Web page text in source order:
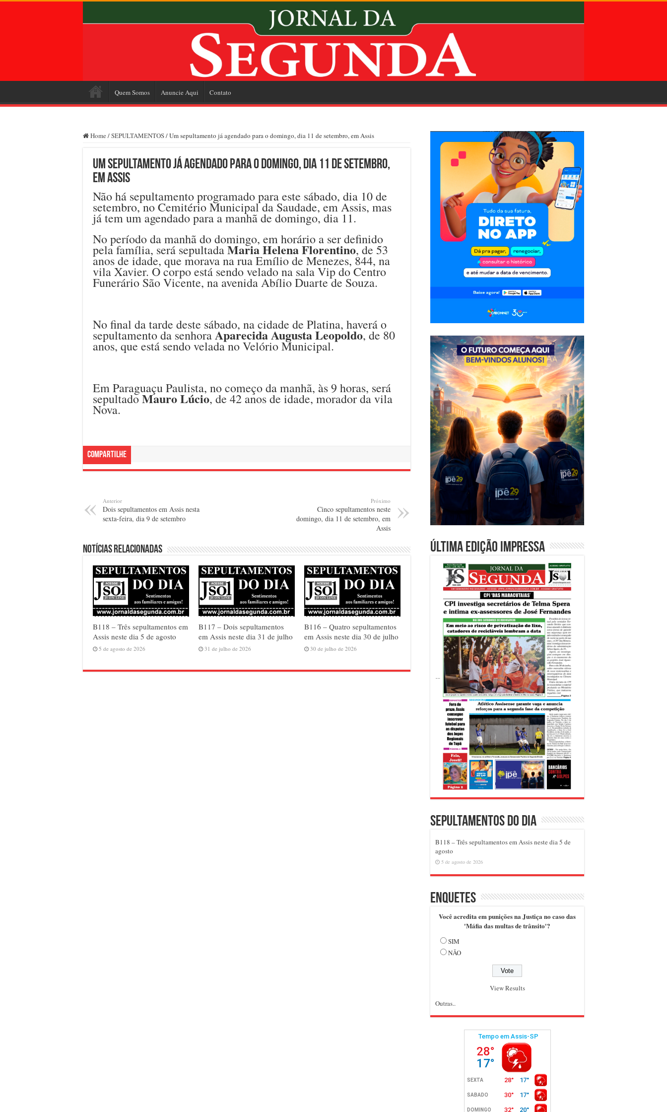
Quem Somos Anuncie Aqui Contato
Home /SEPULTAMENTOS/Um sepultamento já agendado para o domingo, dia 11 de setembro, em Assis
Um sepultamento já agendado para o domingo, dia 11 de setembro,
em Assis
Não há sepultamento programado para este sábado, dia 10 de
setembro, no Cemitério Municipal da Saudade, em Assis, mas
já tem um agendado para a manhã de domingo, dia 11.
No período da manhã do domingo, em horário a ser definido
pela família, será sepultadaMaria Helena Florentino, de 53
anos de idade, que morava na rua Emílio de Menezes, 844, na
vila Xavier. O corpo está sendo velado na sala Vip do Centro
Funerário São Vicente, na avenida Abílio Duarte de Souza.
No final da tarde deste sábado, na cidade de Platina, haverá o
sepultamento da senhoraAparecida Augusta Leopoldo, de 80
anos, que está sendo velada no Velório Municipal.
Em Paraguaçu Paulista, no começo da manhã, às 9 horas, será
sepultadoMauro Lúcio, de 42 anos de idade, morador da vila
Nova.
Compartilhe
Anterior
Dois sepultamentos em Assis nesta
sexta-feira, dia 9 de setembro
Próximo
Cinco sepultamentos neste
domingo, dia 11 de setembro, em
Assis
Notícias relacionadas
B118 – Três sepultamentos em
Assis neste dia 5 de agosto
5 de agosto de 2026
B117 – Dois sepultamentos
em Assis neste dia 31 de julho
31 de julho de 2026
B116 – Quatro sepultamentos
em Assis neste dia 30 de julho
30 de julho de 2026
Última edição impressa
Sepultamentos do dia
B118 – Três sepultamentos em Assis neste dia 5 de
agosto
5 de agosto de 2026
Enquetes
Você acredita em punições na Justiça no caso das
'Máfia das multas de trânsito'?
SIM
NÃO
View Results
Outras..